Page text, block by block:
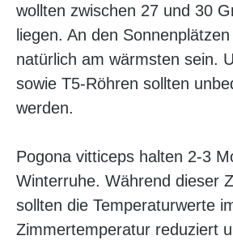
wollten zwischen 27 und 30
liegen. An den
natürlich am wärmsten sein.
sowie T5-Röhren sollten
werden.
Pogona vitticeps halten 2-3
Winterruhe. Während dieser
sollten die Temperaturwerte
Zimmertemperatur reduziert